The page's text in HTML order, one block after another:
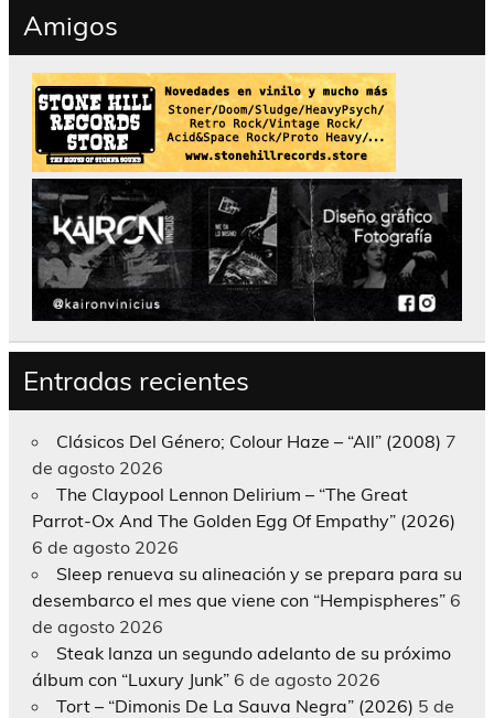
Amigos
Entradas recientes
Clásicos Del Género; Colour Haze – “All” (2008) 7
de agosto 2026
The Claypool Lennon Delirium – “The Great
Parrot-Ox And The Golden Egg Of Empathy” (2026)
6 de agosto 2026
Sleep renueva su alineación y se prepara para su
desembarco el mes que viene con “Hempispheres” 6
de agosto 2026
Steak lanza un segundo adelanto de su próximo
álbum con “Luxury Junk” 6 de agosto 2026
Tort – “Dimonis De La Sauva Negra” (2026) 5 de